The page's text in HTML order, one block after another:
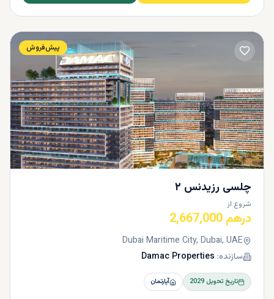
پیش‌فروش
چلسی رزیدنس ۲
شروع از
درهم 2,667,000
Dubai Maritime City, Dubai, UAE
سازنده: Damac Properties
تاریخ تحویل2029 آپارتمان